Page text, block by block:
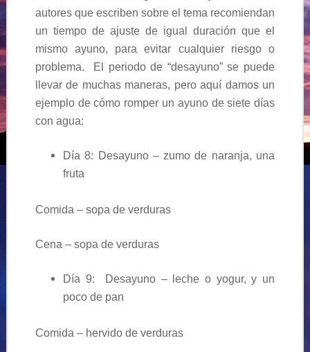
autores que escriben sobre el tema recomiendan
un tiempo de ajuste de igual duración que el
mismo ayuno, para evitar cualquier riesgo o
problema. El periodo de “desayuno” se puede
llevar de muchas maneras, pero aquí damos un
ejemplo de cómo romper un ayuno de siete días
con agua:
Día 8: Desayuno – zumo de naranja, una
fruta
Comida – sopa de verduras
Cena – sopa de verduras
Día 9: Desayuno – leche o yogur, y un
poco de pan
Comida – hervido de verduras